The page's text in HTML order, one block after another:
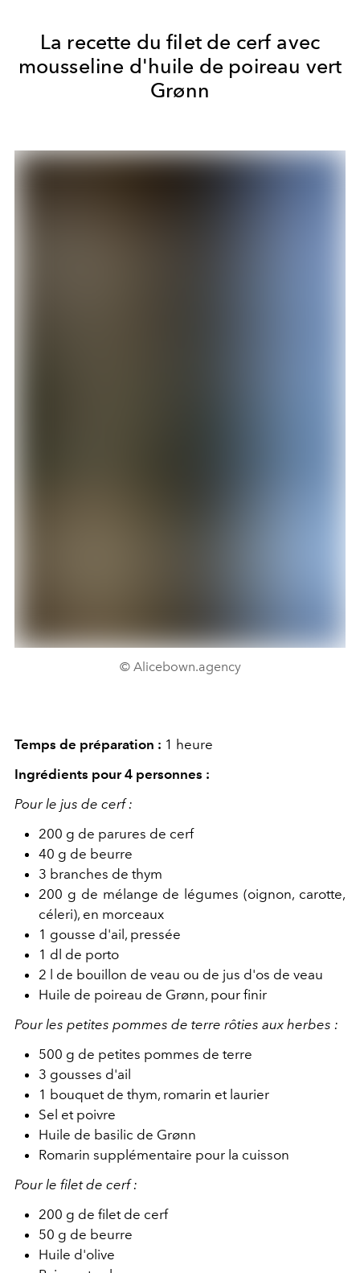
La recette du filet de cerf avec
mousseline d'huile de poireau vert
Grønn
© Alicebown.agency
Temps de préparation : 1 heure
Ingrédients pour 4 personnes :
Pour le jus de cerf :
200 g de parures de cerf
40 g de beurre
3 branches de thym
200 g de mélange de légumes (oignon, carotte,
céleri), en morceaux
1 gousse d'ail, pressée
1 dl de porto
2 l de bouillon de veau ou de jus d'os de veau
Huile de poireau de Grønn, pour finir
Pour les petites pommes de terre rôties aux herbes :
500 g de petites pommes de terre
3 gousses d'ail
1 bouquet de thym, romarin et laurier
Sel et poivre
Huile de basilic de Grønn
Romarin supplémentaire pour la cuisson
Pour le filet de cerf :
200 g de filet de cerf
50 g de beurre
Huile d'olive